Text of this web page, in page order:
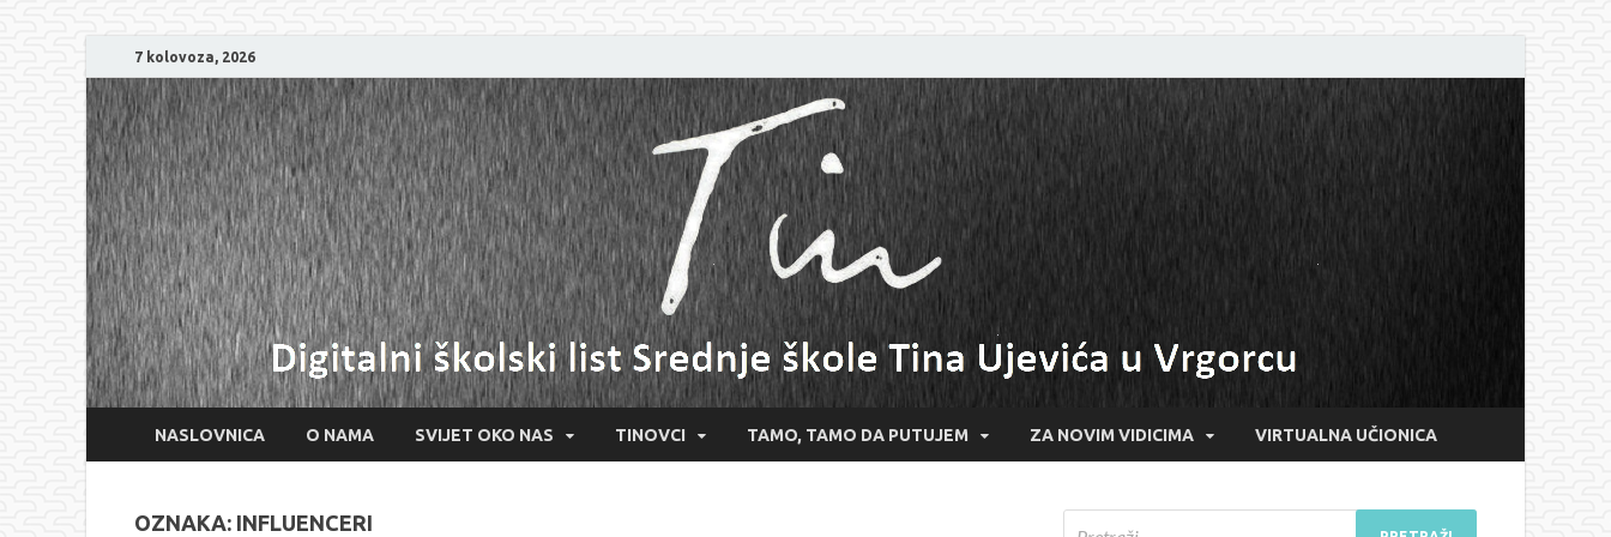
7 kolovoza, 2026
NASLOVNICA O NAMA SVIJET OKO NAS TINOVCI TAMO, TAMO DA PUTUJEM ZA NOVIM VIDICIMA VIRTUALNA UČIONICA
OZNAKA: INFLUENCERI